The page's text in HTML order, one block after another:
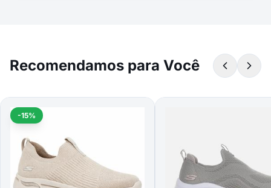
Recomendamos para Você
-15%